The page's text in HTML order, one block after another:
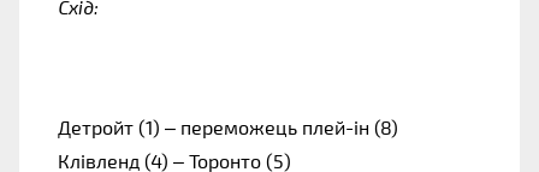
Схід:
Детройт (1) – переможець плей-ін (8)
Клівленд (4) – Торонто (5)